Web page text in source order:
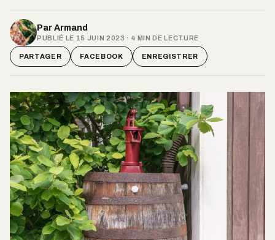
Par Armand
PUBLIÉ LE 15 JUIN 2023 · 4 MIN DE LECTURE
PARTAGER FACEBOOK ENREGISTRER